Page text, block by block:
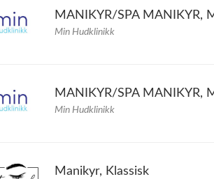
MANIKYR/SPA MANIKYR,
Min Hudklinikk
MANIKYR/SPA MANIKYR,
Min Hudklinikk
Manikyr, Klassisk